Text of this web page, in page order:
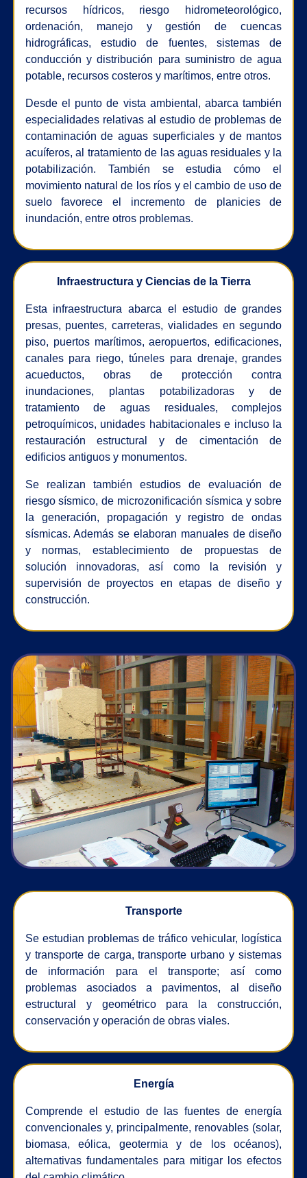
recursos hídricos, riesgo hidrometeorológico,
ordenación, manejo y gestión de cuencas
hidrográficas, estudio de fuentes, sistemas de
conducción y distribución para suministro de agua
potable, recursos costeros y marítimos, entre otros.
Desde el punto de vista ambiental, abarca también
especialidades relativas al estudio de problemas de
contaminación de aguas superficiales y de mantos
acuíferos, al tratamiento de las aguas residuales y la
potabilización. También se estudia cómo el
movimiento natural de los ríos y el cambio de uso de
suelo favorece el incremento de planicies de
inundación, entre otros problemas.
Infraestructura y Ciencias de la Tierra
Esta infraestructura abarca el estudio de grandes
presas, puentes, carreteras, vialidades en segundo
piso, puertos marítimos, aeropuertos, edificaciones,
canales para riego, túneles para drenaje, grandes
acueductos, obras de protección contra
inundaciones, plantas potabilizadoras y de
tratamiento de aguas residuales, complejos
petroquímicos, unidades habitacionales e incluso la
restauración estructural y de cimentación de
edificios antiguos y monumentos.
Se realizan también estudios de evaluación de
riesgo sísmico, de microzonificación sísmica y sobre
la generación, propagación y registro de ondas
sísmicas. Además se elaboran manuales de diseño
y normas, establecimiento de propuestas de
solución innovadoras, así como la revisión y
supervisión de proyectos en etapas de diseño y
construcción.
Transporte
Se estudian problemas de tráfico vehicular, logística
y transporte de carga, transporte urbano y sistemas
de información para el transporte; así como
problemas asociados a pavimentos, al diseño
estructural y geométrico para la construcción,
conservación y operación de obras viales.
Energía
Comprende el estudio de las fuentes de energía
convencionales y, principalmente, renovables (solar,
biomasa, eólica, geotermia y de los océanos),
alternativas fundamentales para mitigar los efectos